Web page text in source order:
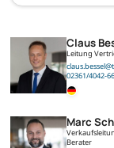
Claus
Leitung
02361/4042-
Marc
Berater